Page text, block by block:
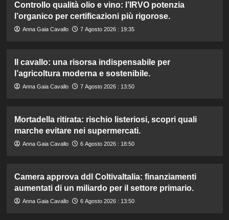
Controllo qualità olio e vino: l’IRVO potenzia
l’organico per certificazioni più rigorose.
Anna Gaia Cavallo 7 Agosto 2026 : 19:35
Il cavallo: una risorsa indispensabile per
l’agricoltura moderna e sostenibile.
Anna Gaia Cavallo 7 Agosto 2026 : 13:50
Mortadella ritirata: rischio listeriosi, scopri quali
marche evitare nei supermercati.
Anna Gaia Cavallo 6 Agosto 2026 : 18:50
Camera approva ddl ColtivaItalia: finanziamenti
aumentati di un miliardo per il settore primario.
Anna Gaia Cavallo 6 Agosto 2026 : 13:50